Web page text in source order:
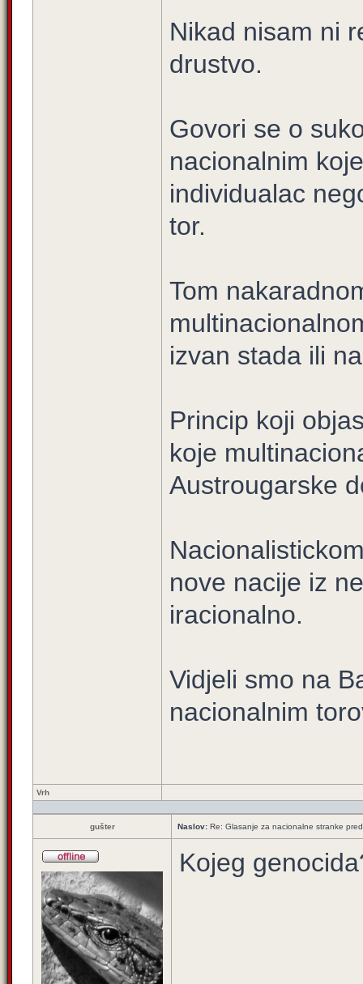
Nikad nisam ni
drustvo.
Govori se o
nacionalnim
individualac
tor.
Tom
izvan stada ili
Princip koji
koje
Austrougarske
nove nacije iz
iracionalno.
Vidjeli smo na
nacionalnim
Vrh
gušter Naslov: Re: Glasanje za nacionalne stranke
Kojeg